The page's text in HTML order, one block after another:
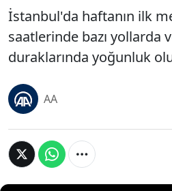
İstanbul'da haftanın ilk
saatlerinde bazı yollarda
duraklarında yoğunluk
AA